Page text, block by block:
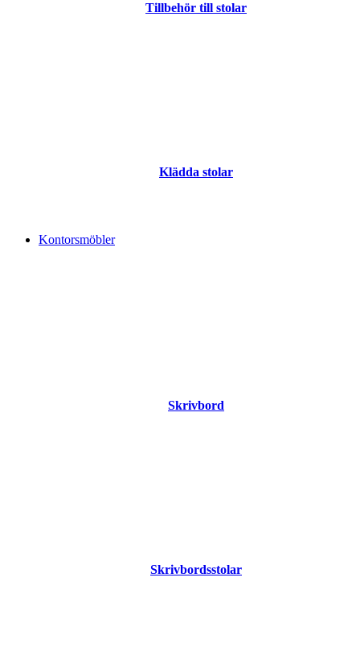
Tillbehör till stolar
Klädda stolar
Kontorsmöbler
Skrivbord
Skrivbordsstolar